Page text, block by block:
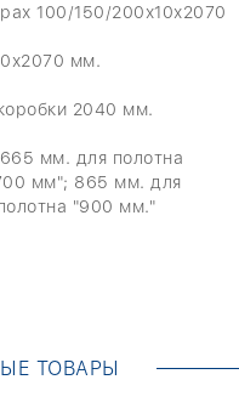
100/150/200х10х2070
мм.
2040 мм.
мм. для полотна
мм"; 865 мм. для
"900 мм."
ТОВАРЫ